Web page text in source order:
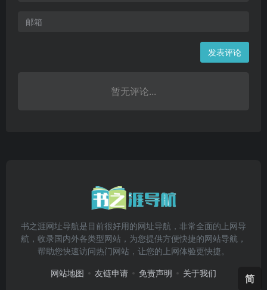
发表评论
暂无评论...
书之涯网址导航是目前很好用的网址导航，非常全面的上网导
航，收录国内外各类型网站，为您提供方便快捷的网站导航，
帮助您快速访问热门网站，让您的上网体验更快捷。
网站地图 友链申请 免责声明 关于我们 简